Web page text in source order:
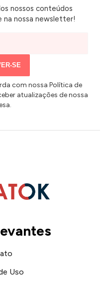
nossos conteúdos
na nossa newsletter!
SE
com nossa Política de
atualizações de nossa
Uso